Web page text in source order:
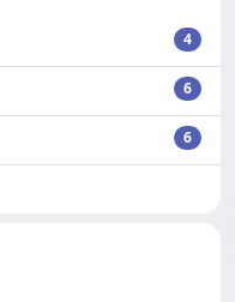
4
6
6